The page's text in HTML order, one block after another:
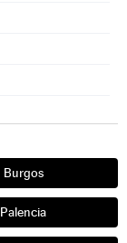
Burgos
Palencia